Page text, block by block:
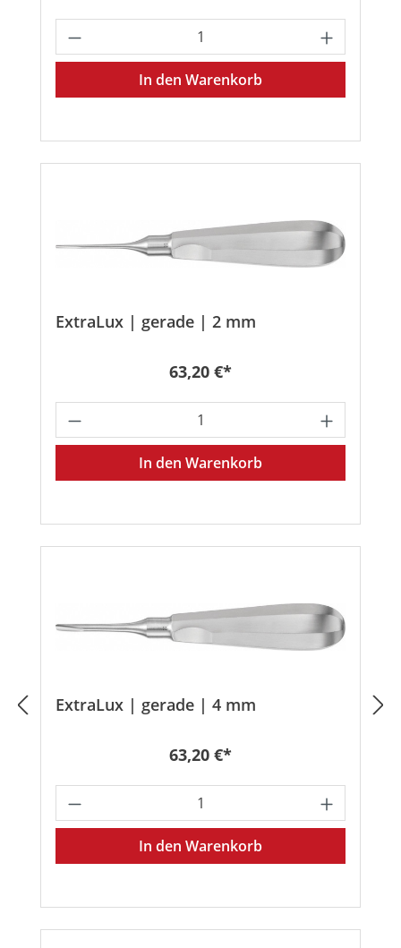
Produkt Anzahl: Gib den
In den Warenkorb
ExtraLux | gerade | 2 mm
Regulärer Preis:
63,20 €*
Produkt Anzahl: Gib den
In den Warenkorb
ExtraLux | gerade | 4 mm
Regulärer Preis:
63,20 €*
Produkt Anzahl: Gib den
In den Warenkorb